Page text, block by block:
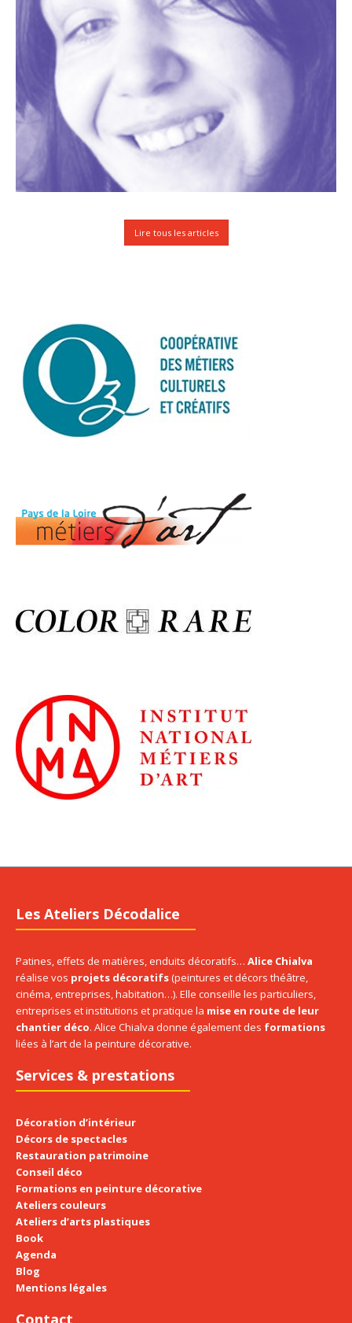
Petit lexique de la peinture décorative
Patines, matières et enduits décoratifs, quelle différence ?
La petite histoire d’Alice
Lire tous les articles
Les Ateliers Décodalice
Patines, effets de matières, enduits décoratifs… Alice Chialva
réalise vos projets décoratifs(peintures et décors théâtre,
cinéma, entreprises, habitation…). Elle conseille les particuliers,
entreprises et institutions et pratique la mise en route de leur
chantier déco. Alice Chialva donne également des formations
liées à l’art de la peinture décorative.
Services & prestations
Décoration d’intérieur
Décors de spectacles
Restauration patrimoine
Conseil déco
Formations en peinture décorative
Ateliers couleurs
Ateliers d’arts plastiques
Book
Agenda
Blog
Mentions légales
Contact